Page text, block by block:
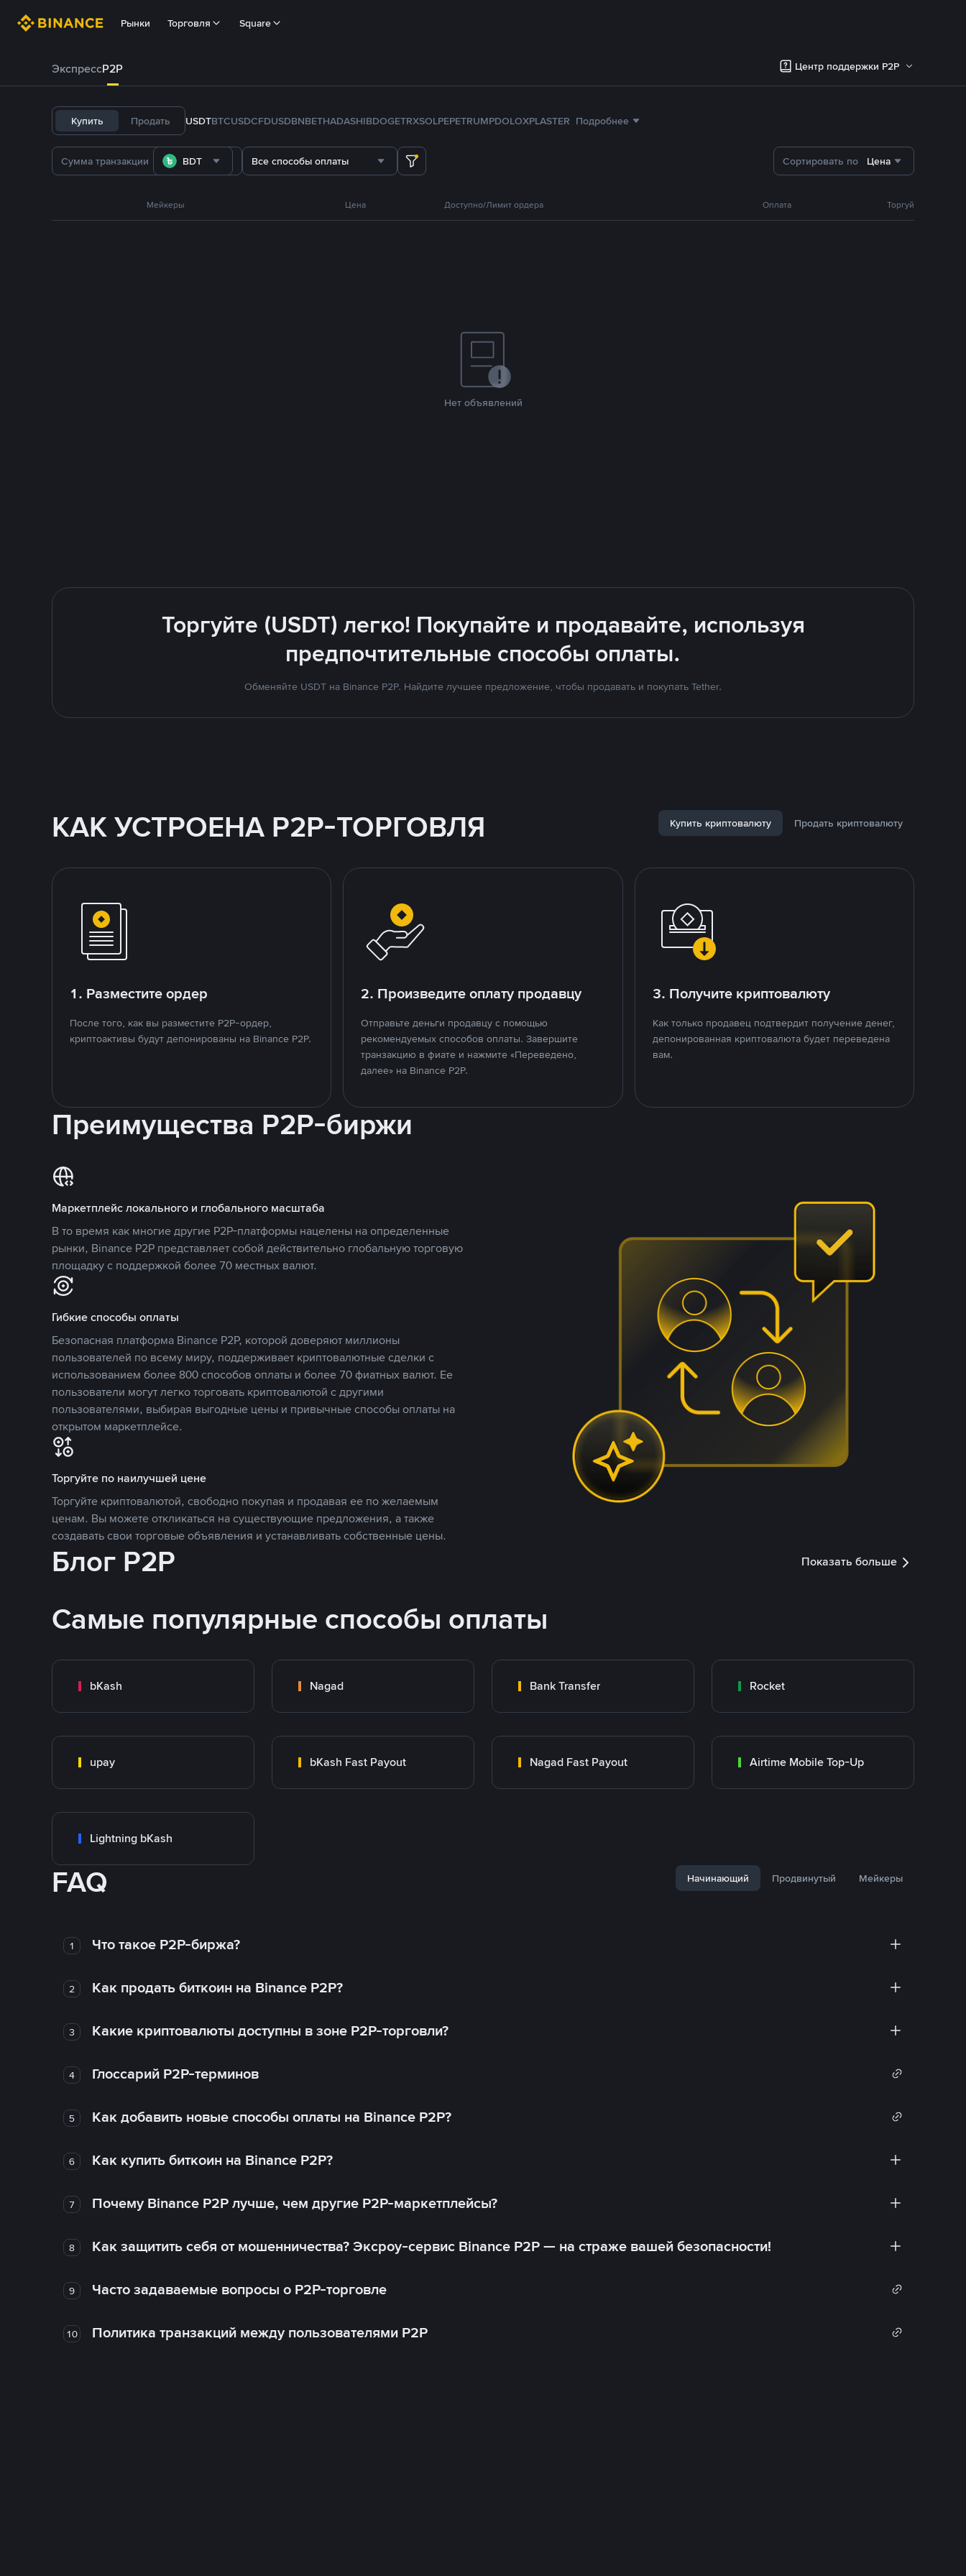
Рынки Торговля Square
ЭкспрессP2P Центр поддержки P2P
Купить Продать USDTBTCUSDCFDUSDBNBETHADASHIBDOGETRXSOLPEPETRUMPDOLOXPLASTER Подробнее
BDT Все способы оплаты Сортировать по Цена
Мейкеры Цена Доступно/Лимит ордера Оплата Торгуй
Нет объявлений
Торгуйте (USDT) легко! Покупайте и продавайте, используя
предпочтительные способы оплаты.
Обменяйте USDT на Binance P2P. Найдите лучшее предложение, чтобы продавать и покупать Tether.
КАК УСТРОЕНА P2P-ТОРГОВЛЯ Купить криптовалюту Продать криптовалюту
1. Разместите ордер
После того, как вы разместите P2P-ордер,
криптоактивы будут депонированы на Binance P2P.
2. Произведите оплату продавцу
Отправьте деньги продавцу с помощью
рекомендуемых способов оплаты. Завершите
транзакцию в фиате и нажмите «Переведено,
далее» на Binance P2P.
3. Получите криптовалюту
Как только продавец подтвердит получение денег,
депонированная криптовалюта будет переведена
вам.
Преимущества P2P-биржи
Маркетплейс локального и глобального масштаба
В то время как многие другие P2P-платформы нацелены на определенные
рынки, Binance P2P представляет собой действительно глобальную торговую
площадку с поддержкой более 70 местных валют.
Гибкие способы оплаты
Безопасная платформа Binance P2P, которой доверяют миллионы
пользователей по всему миру, поддерживает криптовалютные сделки с
использованием более 800 способов оплаты и более 70 фиатных валют. Ее
пользователи могут легко торговать криптовалютой с другими
пользователями, выбирая выгодные цены и привычные способы оплаты на
открытом маркетплейсе.
Торгуйте по наилучшей цене
Торгуйте криптовалютой, свободно покупая и продавая ее по желаемым
ценам. Вы можете откликаться на существующие предложения, а также
создавать свои торговые объявления и устанавливать собственные цены.
Блог P2P Показать больше
Самые популярные способы оплаты
bKash Nagad Bank Transfer Rocket
upay bKash Fast Payout Nagad Fast Payout Airtime Mobile Top-Up
Lightning bKash
FAQ Начинающий Продвинутый Мейкеры
1 Что такое P2P-биржа?
2 Как продать биткоин на Binance P2P?
3 Какие криптовалюты доступны в зоне P2P-торговли?
4 Глоссарий P2P-терминов
5 Как добавить новые способы оплаты на Binance P2P?
6 Как купить биткоин на Binance P2P?
7 Почему Binance P2P лучше, чем другие P2P-маркетплейсы?
8 Как защитить себя от мошенничества? Эксроу-сервис Binance P2P — на страже вашей безопасности!
9 Часто задаваемые вопросы о P2P-торговле
10 Политика транзакций между пользователями P2P